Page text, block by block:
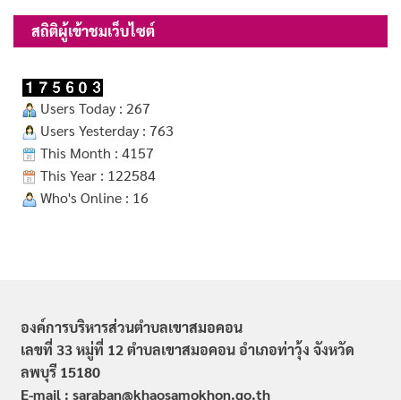
สถิติผู้เข้าชมเว็บไซต์
Users Today : 267
Users Yesterday : 763
This Month : 4157
This Year : 122584
Who's Online : 16
องค์การบริหารส่วนตำบลเขาสมอคอน
เลขที่ 33 หมู่ที่ 12 ตำบลเขาสมอคอน อำเภอท่าวุ้ง จังหวัด
ลพบุรี 15180
E-mail : saraban@khaosamokhon.go.th